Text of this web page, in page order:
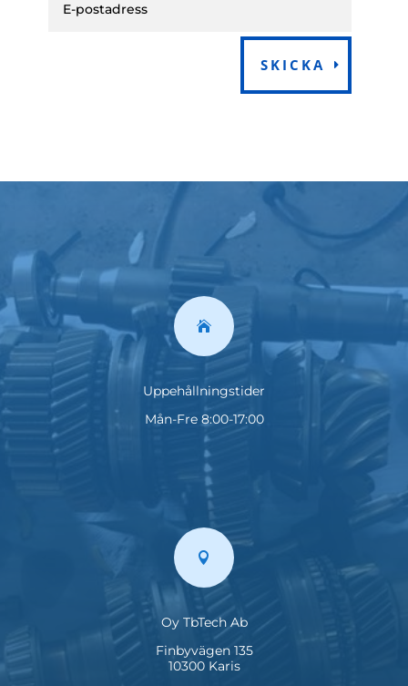
SKICKA

Uppehållningstider
Mån-Fre 8:00-17:00

Oy TbTech Ab
Finbyvägen 135
10300 Karis